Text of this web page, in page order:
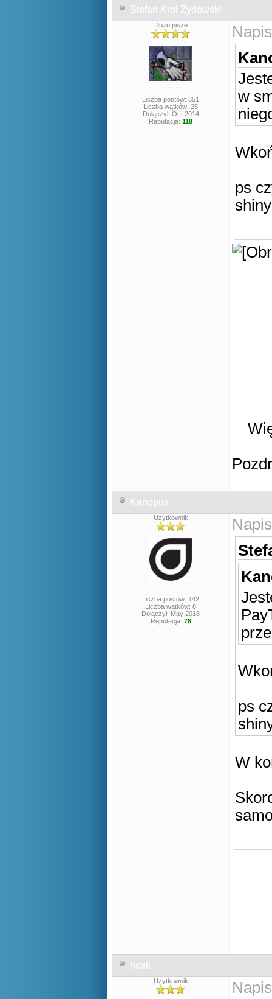
Stefan Krol Zydowski
Dużo pisze
Liczba postów: 351
Liczba wątków: 25
Dołączył: Oct 2014
Reputacja: 118
w
ps
Kanopus
Użytkownik
Liczba postów: 142
Liczba wątków: 8
Dołączył: May 2018
Reputacja: 78
ps
W
nexti
Użytkownik